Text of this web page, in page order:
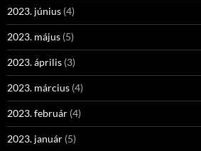
2023. június (4)
2023. május (5)
2023. április (3)
2023. március (4)
2023. február (4)
2023. január (5)